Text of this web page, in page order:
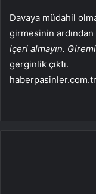
Davaya müdahil
girmesinin ardından
içeri almayın.
gerginlik çıktı.
haberpasinler.com.tr